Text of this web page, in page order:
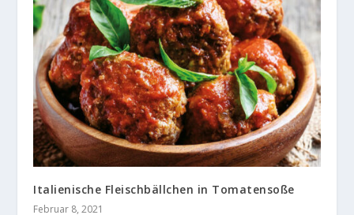
Italienische Fleischbällchen in Tomatensoße
Februar 8, 2021